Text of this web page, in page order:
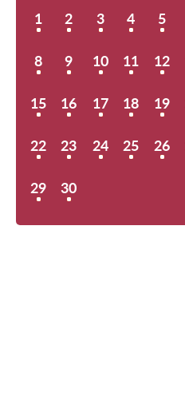
1 2 3 4 5
8 9 10 11 12
15 16 17 18 19
22 23 24 25 26
29 30